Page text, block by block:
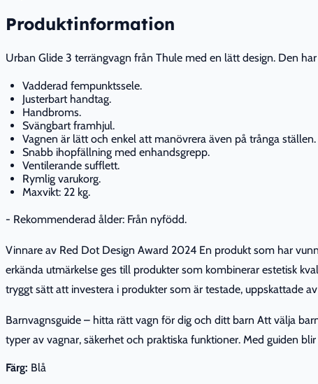
Produktinformation
Urban Glide 3 terrängvagn från Thule med en lätt design. Den
Vadderad fempunktssele.
Justerbart handtag.
Handbroms.
Svängbart framhjul.
Vagnen är lätt och enkel att manövrera även på trånga ställen.
Snabb ihopfällning med enhandsgrepp.
Ventilerande sufflett.
Rymlig varukorg.
Maxvikt: 22 kg.
- Rekommenderad ålder: Från nyfödd.
Vinnare av Red Dot Design Award 2024 En produkt som har
erkända utmärkelse ges till produkter som kombinerar estetisk
tryggt sätt att investera i produkter som är testade, uppskattade
Barnvagnsguide – hitta rätt vagn för dig och ditt barn Att välja
typer av vagnar, säkerhet och praktiska funktioner. Med guiden
Färg: Blå